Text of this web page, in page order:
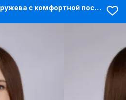
Бюстгальтер из кружева с комфортной посадкой